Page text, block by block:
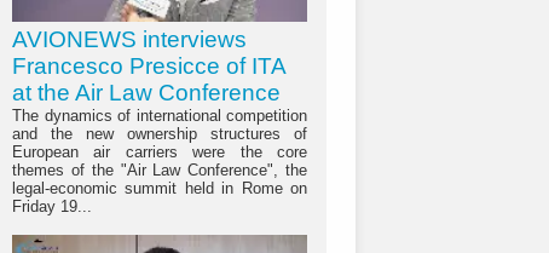
AVIONEWS interviews
Francesco Presicce of ITA
at the Air Law Conference
The dynamics of international competition
and the new ownership structures of
European air carriers were the core
themes of the "Air Law Conference", the
legal-economic summit held in Rome on
Friday 19...